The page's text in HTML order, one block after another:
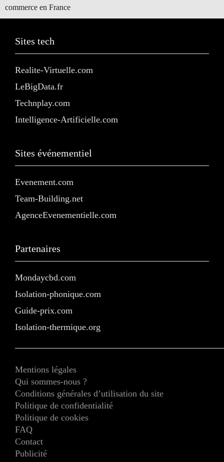
commerce en France
Sites tech
Realite-Virtuelle.com
LeBigData.fr
Technplay.com
Intelligence-Artificielle.com
Sites événementiel
Evenement.com
Team-Building.net
AgenceEvenementielle.com
Partenaires
Mondaycbd.com
Isolation-phonique.com
Guide-prix.com
Isolation-thermique.org
Mentions légales
Qui sommes-nous ?
Conditions générales d’utilisation du site
Politique de confidentialité
Politique de cookies
FAQ
Contact
Publicité